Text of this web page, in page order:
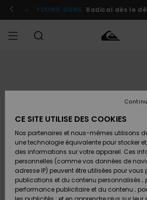
l'information
le
Se connecter / s'inscrire
YOUNG GUNS Radical dès le
Chaussures
& Tongs
Surf
Chaussures
& Tongs
Surf
FEMME
A
Découvrir
Snow
SURF
Surf
Shop
Enfant
Highlights
SNOW
Snow
Shop
Enfant
Snow
Shop
Femme
Enfant
Outlet
Femme
Retours
Paiement
Carte
Cadeau
CE SITE UTILISE DES COOKIES
Nos partenaires et nous-mêmes utilisons
une technologie équivalente pour stocker
des informations sur votre appareil. Ces
personnelles (comme vos données de
adresse IP) peuvent être utilisées pour vous
publications et du contenu personnalisés ;
performance publicitaire et du contenu ;